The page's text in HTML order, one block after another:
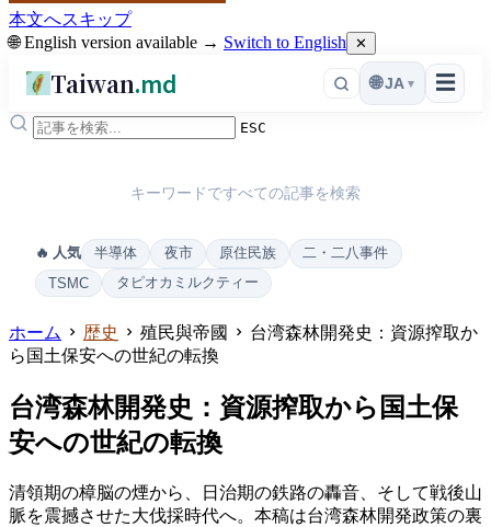
本文へスキップ
🌐 English version available → Switch to English ✕
Taiwan.md ☰
🌐 JA ▾
ESC
キーワードですべての記事を検索
🔥 人気 半導体 夜市 原住民族
二・二八事件
TSMC
タピオカミルクティー
ホーム 歴史 殖民與帝國
台湾森林開発史：資源搾取か
ら国土保安への世紀の転換
台湾森林開発史：資源搾取から国土保
安への世紀の転換
清領期の樟脳の煙から、日治期の鉄路の轟音、そして戦後山
脈を震撼させた大伐採時代へ。本稿は台湾森林開発政策の裏